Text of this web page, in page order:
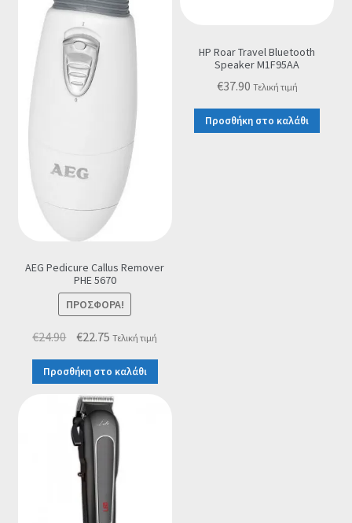
AEG Pedicure Callus Remover
PHE 5670
ΠΡΟΣΦΟΡΆ!
€24.90 Original
was:
€24.90.
€22.75 Η
τιμή
είναι:
€22.75.
Τελική τιμή
Προσθήκη στο καλάθι
HP Roar Travel Bluetooth
Speaker M1F95AA
€37.90 Τελική τιμή
Προσθήκη στο καλάθι